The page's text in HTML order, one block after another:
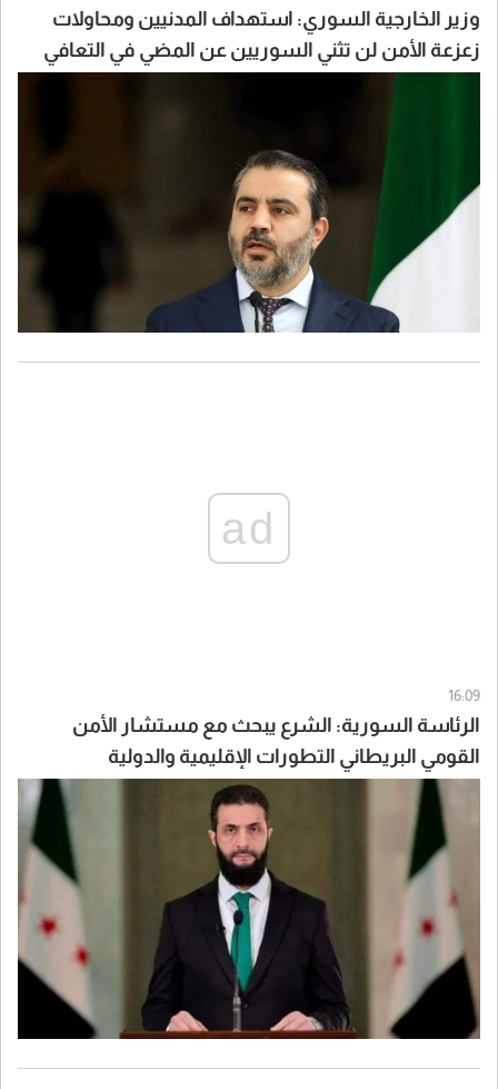
وزير الخارجية السوري: استهداف المدنيين ومحاولات
زعزعة الأمن لن تثني السوريين عن المضي في التعافي
ad
16:09
الرئاسة السورية: الشرع يبحث مع مستشار الأمن
القومي البريطاني التطورات الإقليمية والدولية